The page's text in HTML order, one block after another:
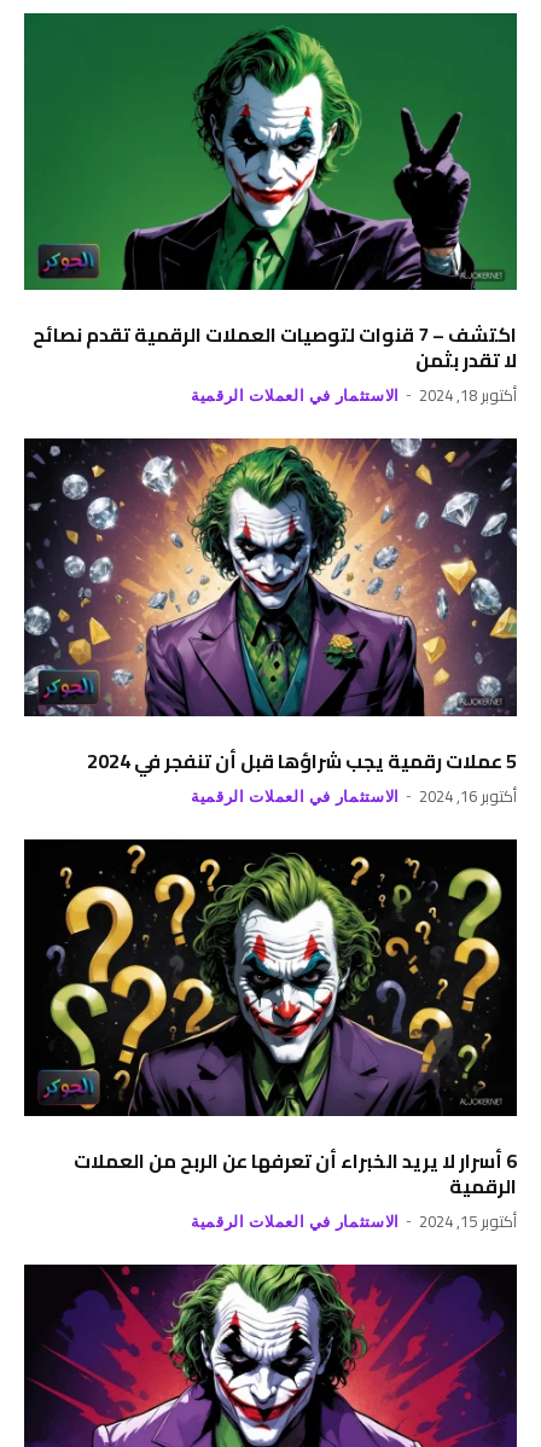
اكتشف – 7 قنوات لتوصيات العملات الرقمية تقدم نصائح
لا تقدر بثمن
أكتوبر 18, 2024 الاستثمار في العملات الرقمية
5 عملات رقمية يجب شراؤها قبل أن تنفجر في 2024
أكتوبر 16, 2024 الاستثمار في العملات الرقمية
6 أسرار لا يريد الخبراء أن تعرفها عن الربح من العملات
الرقمية
أكتوبر 15, 2024 الاستثمار في العملات الرقمية